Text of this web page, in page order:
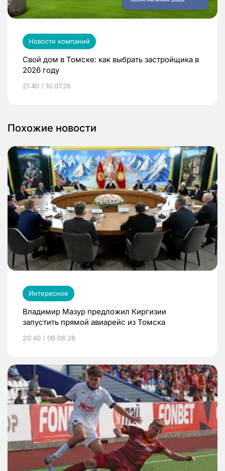
Новости компаний
Свой дом в Томске: как выбрать застройщика в
2026 году
21:40 / 10.07.26
Похожие новости
Интересное
Владимир Мазур предложил Киргизии
запустить прямой авиарейс из Томска
20:40 / 06.08.26